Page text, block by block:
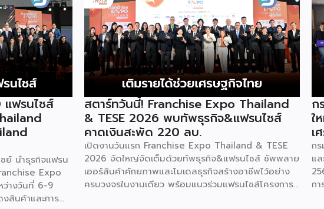
ฟรนไชส์
ย์ นำธุรกิจแฟรน
Expo
ว่างวันที่ 6-9
นค้าและการ
สตาร์ทวันนี้! Franchise Expo Thailand
& TESE 2026 พบทัพธุรกิจ&แฟรนไชส์
คาดเงินสะพัด 220 ลบ.
เปิดงานวันแรก Franchise Expo Thailand & TESE
2026 จัดใหญ่จัดเต็มด้วยทัพธุรกิจ&แฟรนไชส์ ซัพพลาย
เออร์สินค้าศักยภาพและโมเดลธุรกิจสร้างอาชีพไว้อย่าง
ครบวงจรในงานเดียว พร้อมแนวร่วมแฟรนไชส์โครงการ
ก
ใ
เ
ก
แ
ก